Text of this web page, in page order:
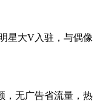
星大V入驻，与偶像
，无广告省流量，热